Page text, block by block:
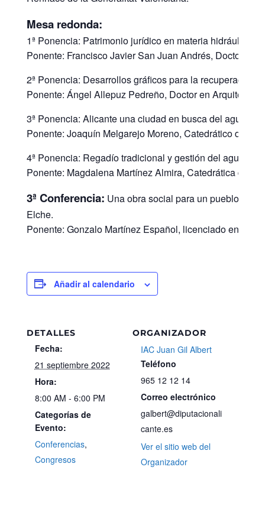
Mesa redonda:
1ª Ponencia: Patrimonio jurídico en materia hidráulica
Ponente: Francisco Javier San Juan Andrés, Doctor en
2ª Ponencia: Desarrollos gráficos para la recuperación
Ponente: Ángel Allepuz Pedreño, Doctor en Arquitectura.
3ª Ponencia: Alicante una ciudad en busca del agua,
Ponente: Joaquín Melgarejo Moreno, Catedrático de
4ª Ponencia: Regadío tradicional y gestión del agua.
Ponente: Magdalena Martínez Almira, Catedrática de
3ª Conferencia: Una obra social para un pueblo
Elche.
Ponente: Gonzalo Martínez Español, licenciado en
Añadir al calendario
DETALLES
Fecha:
21 septiembre 2022
Hora:
8:00 AM - 6:00 PM
Categorías de
Evento:
Conferencias,
Congresos
ORGANIZADOR
IAC Juan Gil Albert
Teléfono
965 12 12 14
Correo electrónico
galbert@diputacionali
cante.es
Ver el sitio web del
Organizador